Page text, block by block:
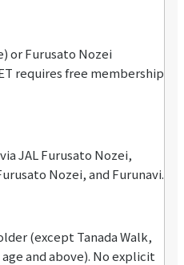
or Furusato Nozei
requires free membership
JAL Furusato Nozei,
Nozei, and Furunavi.
(except Tanada Walk,
and above). No explicit